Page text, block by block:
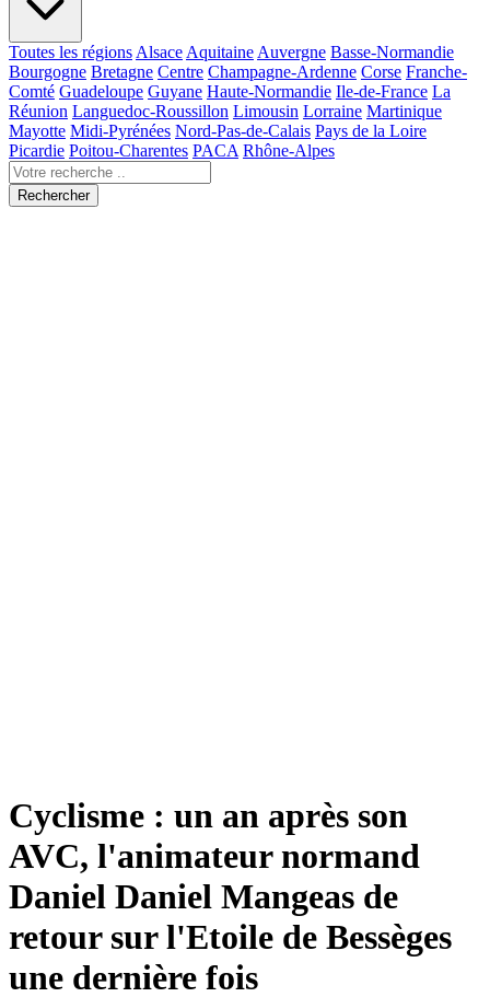
Toutes les régions Alsace Aquitaine Auvergne Basse-Normandie
Bourgogne Bretagne Centre Champagne-Ardenne Corse Franche-
Comté Guadeloupe Guyane Haute-Normandie Ile-de-France La
Réunion Languedoc-Roussillon Limousin Lorraine Martinique
Mayotte Midi-Pyrénées Nord-Pas-de-Calais Pays de la Loire
Picardie Poitou-Charentes PACA Rhône-Alpes
Rechercher
Cyclisme : un an après son
AVC, l'animateur normand
Daniel Daniel Mangeas de
retour sur l'Etoile de Bessèges
une dernière fois